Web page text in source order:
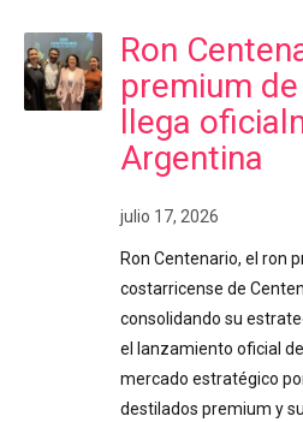
Ron
premium
llega
Argentina
julio 17, 2026
Ron Centenario, el ron
costarricense de
consolidando su
el lanzamiento oficial
mercado estratégico
destilados premium y